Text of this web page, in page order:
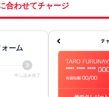
合わせてチャージ